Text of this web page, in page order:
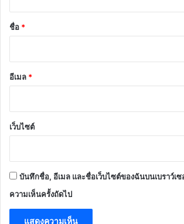
*
ชื่อ *
อีเมล *
เว็บไซต์
บันทึกชื่อ, อีเมล และชื่อเว็บไซต์ของฉันบนเบราว์เ
ความเห็นครั้งถัดไป